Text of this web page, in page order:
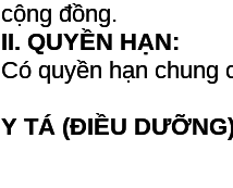
cộng đồng.
II. QUYỀN HẠN:
Có quyền hạn chung
Y TÁ (ĐIỀU